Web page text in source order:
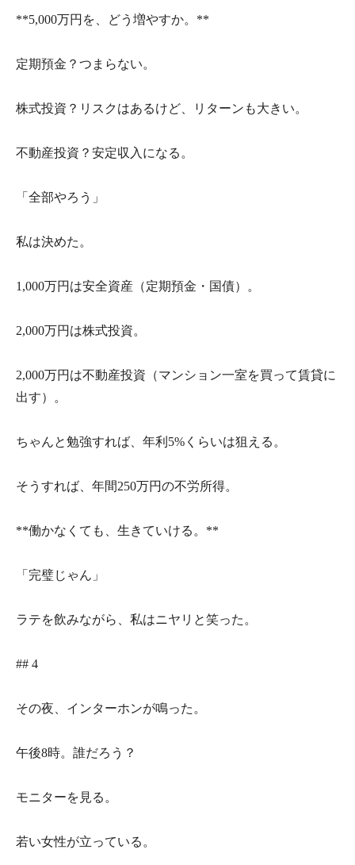
**5,000万円を、どう増やすか。**
定期預金？つまらない。
株式投資？リスクはあるけど、リターンも大きい。
不動産投資？安定収入になる。
「全部やろう」
私は決めた。
1,000万円は安全資産（定期預金・国債）。
2,000万円は株式投資。
2,000万円は不動産投資（マンション一室を買って賃貸に
出す）。
ちゃんと勉強すれば、年利5%くらいは狙える。
そうすれば、年間250万円の不労所得。
**働かなくても、生きていける。**
「完璧じゃん」
ラテを飲みながら、私はニヤリと笑った。
## 4
その夜、インターホンが鳴った。
午後8時。誰だろう？
モニターを見る。
若い女性が立っている。